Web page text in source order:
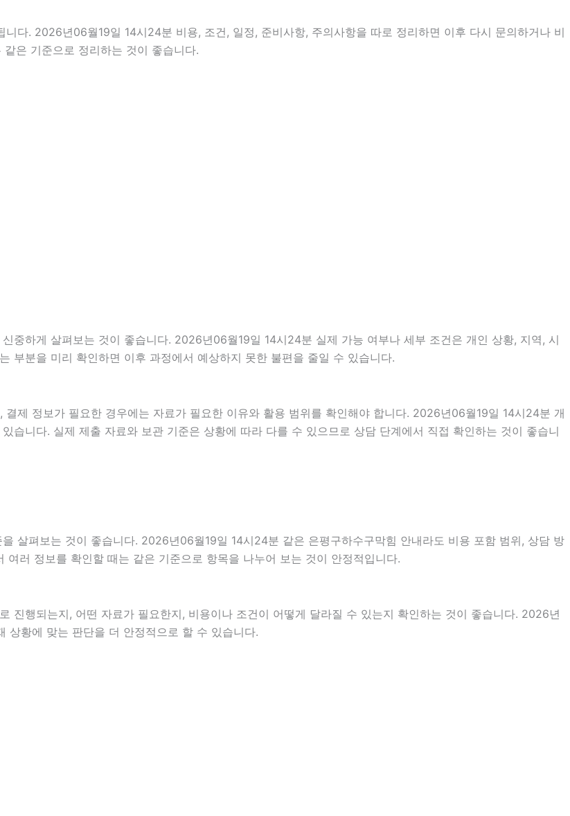
다. 2026년06월19일 14시24분 비용, 조건, 일정, 준비사항, 주의사항을 따로 정리하면 이후 다시 문의하거나 비
은 기준으로 정리하는 것이 좋습니다.
중하게 살펴보는 것이 좋습니다. 2026년06월19일 14시24분 실제 가능 여부나 세부 조건은 개인 상황, 지역, 시
부분을 미리 확인하면 이후 과정에서 예상하지 못한 불편을 줄일 수 있습니다.
제 정보가 필요한 경우에는 자료가 필요한 이유와 활용 범위를 확인해야 합니다. 2026년06월19일 14시24분 개
습니다. 실제 제출 자료와 보관 기준은 상황에 따라 다를 수 있으므로 상담 단계에서 직접 확인하는 것이 좋습니
살펴보는 것이 좋습니다. 2026년06월19일 14시24분 같은 은평구하수구막힘 안내라도 비용 포함 범위, 상담 방
러 정보를 확인할 때는 같은 기준으로 항목을 나누어 보는 것이 안정적입니다.
진행되는지, 어떤 자료가 필요한지, 비용이나 조건이 어떻게 달라질 수 있는지 확인하는 것이 좋습니다. 2026년
상황에 맞는 판단을 더 안정적으로 할 수 있습니다.